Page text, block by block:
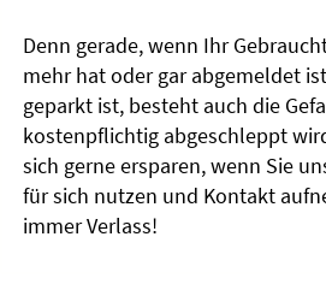
Denn gerade, wenn Ihr
mehr hat oder gar abgemeldet
geparkt ist, besteht auch die
kostenpflichtig abgeschleppt
sich gerne ersparen, wenn Sie
für sich nutzen und Kontakt
immer Verlass!